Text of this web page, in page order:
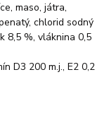
maso, játra,
chlorid sodný
8,5 %, vláknina 0,5
D3 200 m.j., E2 0,2